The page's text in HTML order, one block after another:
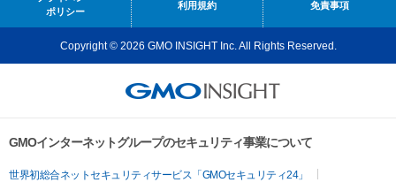
ポリシー
利用規約 免責事項
Copyright © 2026 GMO INSIGHT Inc. All Rights Reserved.
GMOインターネットグループのセキュリティ事業について
世界初総合ネットセキュリティサービス「GMOセキュリティ24」